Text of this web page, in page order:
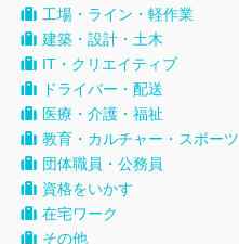
工場・ライン・軽作業
建築・設計・土木
IT・クリエイティブ
ドライバー・配送
医療・介護・福祉
教育・カルチャー・スポーツ
団体職員・公務員
資格をいかす
在宅ワーク
その他